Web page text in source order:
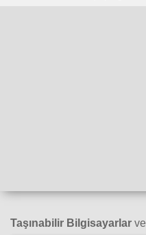
Taşınabilir Bilgisayarlar ve